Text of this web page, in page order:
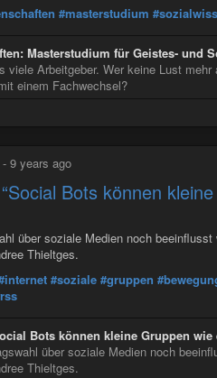
#masterstudium
Masterstudium für Geistes- und
viele Arbeitgeber. Wer keine Lust
einem Fachwechsel?
- 9 years ago
Bots können
über soziale Medien noch
Thieltges.
#soziale #gruppen
Bots können kleine Gruppen
über soziale Medien noch
Thieltges.